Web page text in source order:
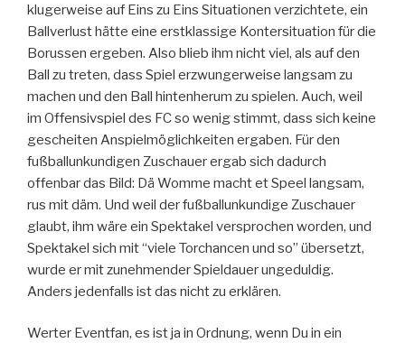
klugerweise auf Eins zu Eins Situationen verzichtete, ein
Ballverlust hätte eine erstklassige Kontersituation für die
Borussen ergeben. Also blieb ihm nicht viel, als auf den
Ball zu treten, dass Spiel erzwungerweise langsam zu
machen und den Ball hintenherum zu spielen. Auch, weil
im Offensivspiel des FC so wenig stimmt, dass sich keine
gescheiten Anspielmöglichkeiten ergaben. Für den
fußballunkundigen Zuschauer ergab sich dadurch
offenbar das Bild: Dä Womme macht et Speel langsam,
rus mit däm. Und weil der fußballunkundige Zuschauer
glaubt, ihm wäre ein Spektakel versprochen worden, und
Spektakel sich mit “viele Torchancen und so” übersetzt,
wurde er mit zunehmender Spieldauer ungeduldig.
Anders jedenfalls ist das nicht zu erklären.
Werter Eventfan, es ist ja in Ordnung, wenn Du in ein